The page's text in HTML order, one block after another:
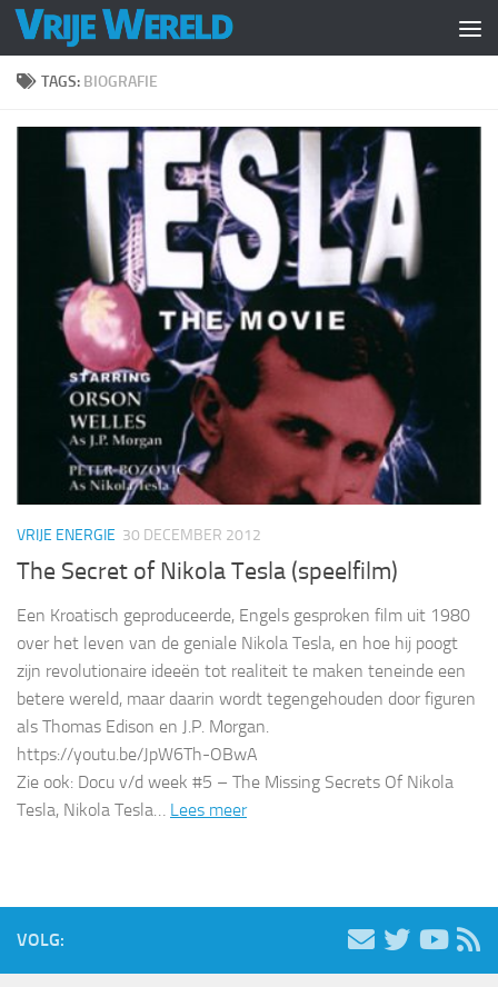
Doorgaan naar inhoud
TAGS: BIOGRAFIE
VRIJE ENERGIE 30 DECEMBER 2012
The Secret of Nikola Tesla (speelfilm)
Een Kroatisch geproduceerde, Engels gesproken film uit 1980
over het leven van de geniale Nikola Tesla, en hoe hij poogt
zijn revolutionaire ideeën tot realiteit te maken teneinde een
betere wereld, maar daarin wordt tegengehouden door figuren
als Thomas Edison en J.P. Morgan.
https://youtu.be/JpW6Th-OBwA
Zie ook: Docu v/d week #5 – The Missing Secrets Of Nikola
Tesla, Nikola Tesla… Lees meer
VOLG: